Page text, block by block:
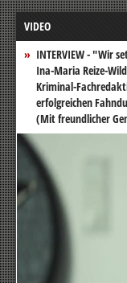
VIDEO
INTERVIEW - "Wir
Ina-Maria Reize-
Kriminal-
erfolgreichen
(Mit freundlicher
Video-
Player